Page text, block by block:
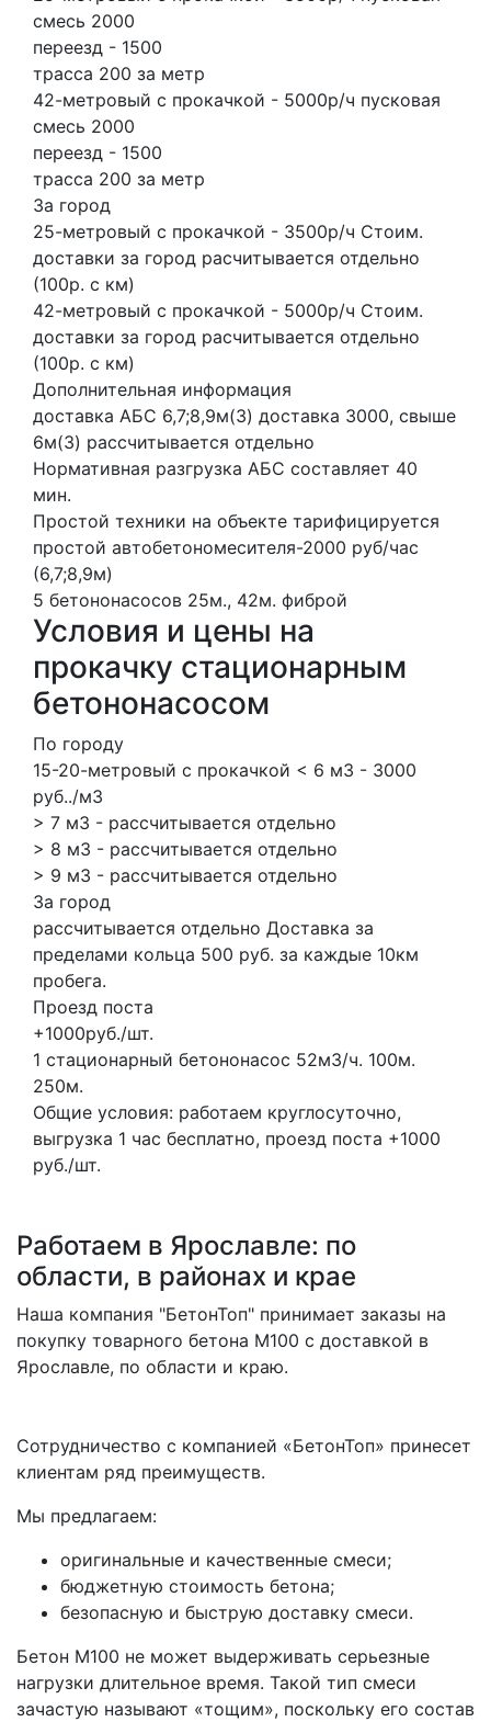
смесь 2000
переезд - 1500
трасса 200 за метр
42-метровый с прокачкой - 5000р/ч пусковая
смесь 2000
переезд - 1500
трасса 200 за метр
За город
25-метровый с прокачкой - 3500р/ч Стоим.
доставки за город расчитывается отдельно
(100р. с км)
42-метровый с прокачкой - 5000р/ч Стоим.
доставки за город расчитывается отдельно
(100р. с км)
Дополнительная информация
доставка АБС 6,7;8,9м(3) доставка 3000, свыше
6м(3) рассчитывается отдельно
Нормативная разгрузка АБС составляет 40
мин.
Простой техники на объекте тарифицируется
простой автобетономесителя-2000 руб/час
(6,7;8,9м)
5 бетононасосов 25м., 42м. фиброй
Условия и цены на
прокачку стационарным
бетононасосом
По городу
15-20-метровый с прокачкой < 6 м3 - 3000
руб../м3
> 7 м3 - рассчитывается отдельно
> 8 м3 - рассчитывается отдельно
> 9 м3 - рассчитывается отдельно
За город
рассчитывается отдельно Доставка за
пределами кольца 500 руб. за каждые 10км
пробега.
Проезд поста
+1000руб./шт.
1 стационарный бетононасос 52м3/ч. 100м.
250м.
Общие условия: работаем круглосуточно,
выгрузка 1 час бесплатно, проезд поста +1000
руб./шт.
Работаем в Ярославле: по
области, в районах и крае
Наша компания "БетонТоп" принимает заказы на
покупку товарного бетона M100 с доставкой в
Ярославле, по области и краю.
Сотрудничество с компанией «БетонТоп» принесет
клиентам ряд преимуществ.
Мы предлагаем:
оригинальные и качественные смеси;
бюджетную стоимость бетона;
безопасную и быструю доставку смеси.
Бетон M100 не может выдерживать серьезные
нагрузки длительное время. Такой тип смеси
зачастую называют «тощим», поскольку его состав